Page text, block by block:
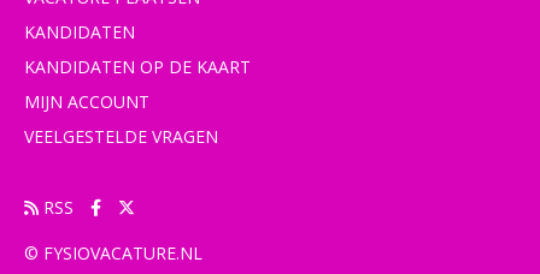
KANDIDATEN
KANDIDATEN OP DE KAART
MIJN ACCOUNT
VEELGESTELDE VRAGEN
RSS
© FYSIOVACATURE.NL